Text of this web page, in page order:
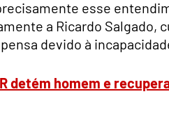
esse
a Ricardo Salgado,
devido à
detém homem e